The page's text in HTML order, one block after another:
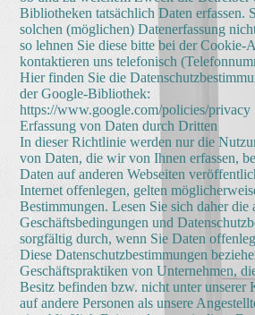
Bibliotheken tatsächlich Daten erfassen.
solchen (möglichen) Datenerfassung
so lehnen Sie diese bitte bei der Cookie-
kontaktieren uns telefonisch
Hier finden Sie die
der Google-Bibliothek:
https://www.google.com/policies/privacy
Erfassung von Daten durch Dritten
In dieser Richtlinie werden nur die
von Daten, die wir von Ihnen erfassen,
Daten auf anderen Webseiten
Internet offenlegen, gelten
Bestimmungen. Lesen Sie sich daher die
Geschäftsbedingungen und
sorgfältig durch, wenn Sie Daten
Diese Datenschutzbestimmungen
Geschäftspraktiken von Unternehmen,
Besitz befinden bzw. nicht unter unserer
auf andere Personen als unsere